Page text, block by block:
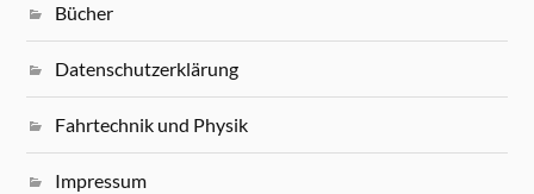
Bücher
Datenschutzerklärung
Fahrtechnik und Physik
Impressum